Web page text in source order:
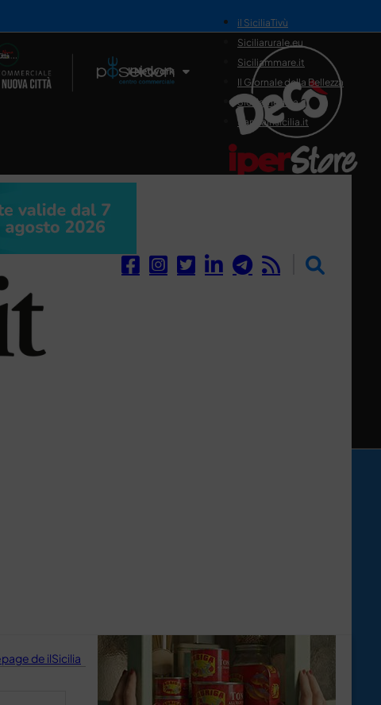
Il Network
il SiciliaTivù
Siciliarurale.eu
Siciliammare.it
Il Giornale della Bellezza
Siciliamedica.it
Sanitainsicilia.it
de ilSicilia